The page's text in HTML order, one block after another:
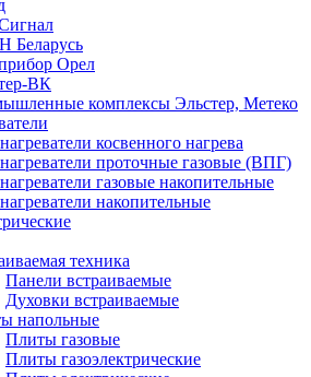
Беларусь
Орел
ВК
комплексы Эльстер, Метеко
косвенного нагрева
проточные газовые (ВПГ)
газовые накопительные
накопительные
техника
Панели встраиваемые
Духовки встраиваемые
напольные
Плиты газовые
Плиты газоэлектрические